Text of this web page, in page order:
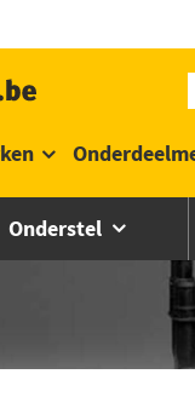
Onderstel